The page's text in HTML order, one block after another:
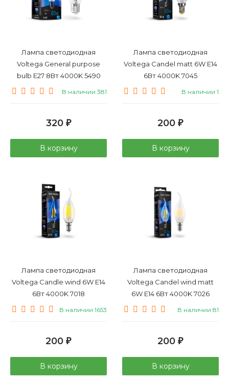
Лампа светодиодная
Voltega General purpose
bulb E27 8Вт 4000K 5490
В наличии 381
320 ₽
В корзину
Лампа светодиодная
Voltega Candel matt 6W E14
6Вт 4000K 7045
В наличии 1
200 ₽
В корзину
Лампа светодиодная
Voltega Candle wind 6W E14
6Вт 4000K 7018
В наличии 1653
200 ₽
В корзину
Лампа светодиодная
Voltega Candel wind matt
6W E14 6Вт 4000K 7026
В наличии 81
200 ₽
В корзину